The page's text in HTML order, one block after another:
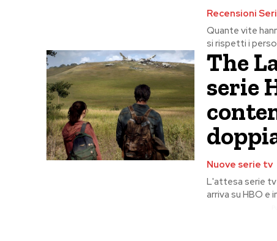
Recensioni
Quante vite
si rispetti i
The
serie
Nuove serie tv
L'attesa serie
arriva su HBO e